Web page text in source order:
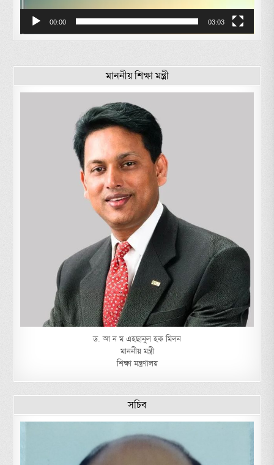
00:00 03:03
মাননীয় শিক্ষা মন্ত্রী
ড. আ ন ম এহছানুল হক মিলন
মাননীয় মন্ত্রী
শিক্ষা মন্ত্রণালয়
সচিব